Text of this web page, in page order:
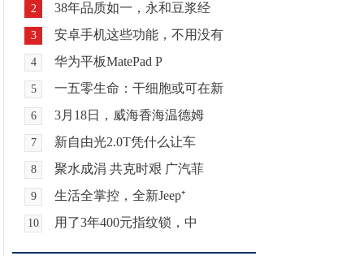
2 38年品质如一，永和豆浆经
3 安卓手机这些功能，不用没有
4 华为平板MatePad P
5 一五零生命：干细胞或可在新
6 3月18日，威海香海温德姆
7 新自由光2.0T凭什么让车
8 聚水成涓 共克时艰 广汽菲
9 生活全掌控，全新Jeep⁺
10 用了3年400元指纹锁，中